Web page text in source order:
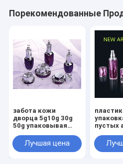
Порекомендованные
забота кожи
дворца 5g10g 30g
50g упаковывая
бутылку опарника
сливк стороны
Лучшая цена
пустых
оптовая